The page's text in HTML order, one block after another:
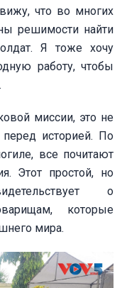
что во многих
решимости найти
Я тоже хочу
работу, чтобы
миссии, это не
перед историей. По
все почитают
Этот простой, но
о
которые
мира.